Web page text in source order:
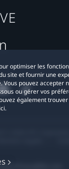
optimiser les
site et fournir une
Vous pouvez accepter
ou gérer vos
également
ici.
2026 HTC Corporation
Privacy@htc.com